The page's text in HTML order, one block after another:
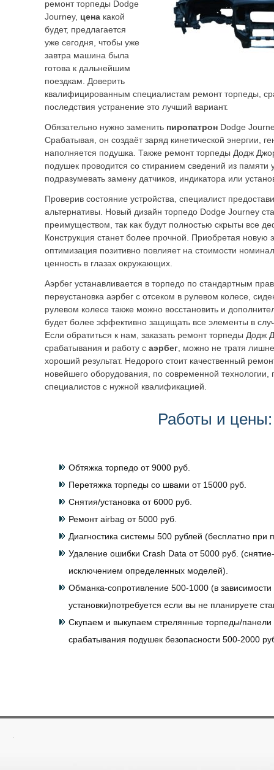
ремонт торпеды Dodge
Journey, цена какой
будет, предлагается
уже сегодня, чтобы уже
завтра машина была
готова к дальнейшим
поездкам. Доверить
квалифицированным специалистам ремонт торпеды,
последствия устранение это лучший вариант.
Обязательно нужно заменить пиропатрон Dodge
Срабатывая, он создаёт заряд кинетической энергии,
наполняется подушка. Также ремонт торпеды Додж
подушек проводится со стиранием сведений из памяти
подразумевать замену датчиков, индикатора или
Проверив состояние устройства, специалист
альтернативы. Новый дизайн торпедо Dodge Journey
преимуществом, так как будут полностью скрыты все
Конструкция станет более прочной. Приобретая новую
оптимизация позитивно повлияет на стоимости
ценность в глазах окружающих.
Аэрбег устанавливается в торпедо по стандартным
переустановка аэрбег с отсеком в рулевом колесе,
рулевом колесе также можно восстановить и
будет более эффективно защищать все элементы в
Если обратиться к нам, заказать ремонт торпеды Додж
срабатывания и работу с аэрбег , можно не тратя
хороший результат. Недорого стоит качественный
новейшего оборудования, по современной
специалистов с нужной квалификацией.
Работы и цены:
Обтяжка торпедо от 9000 руб.
Перетяжка торпеды со швами от 15000 руб.
Снятия/установка от 6000 руб.
Ремонт airbag от 5000 руб.
Диагностика системы 500 рублей (бесплатно при
Удаление ошибки Crash Data от 5000 руб. (снятие-
исключением определенных моделей).
Обманка-сопротивление 500-1000 (в зависимости
установки)потребуется если вы не планируете
Скупаем и выкупаем стрелянные торпеды/панели
срабатывания подушек безопасности 500-2000
.